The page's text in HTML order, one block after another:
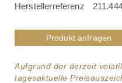
Herstellerreferenz
Produkt anfragen
Aufgrund der derzeit
tagesaktuelle